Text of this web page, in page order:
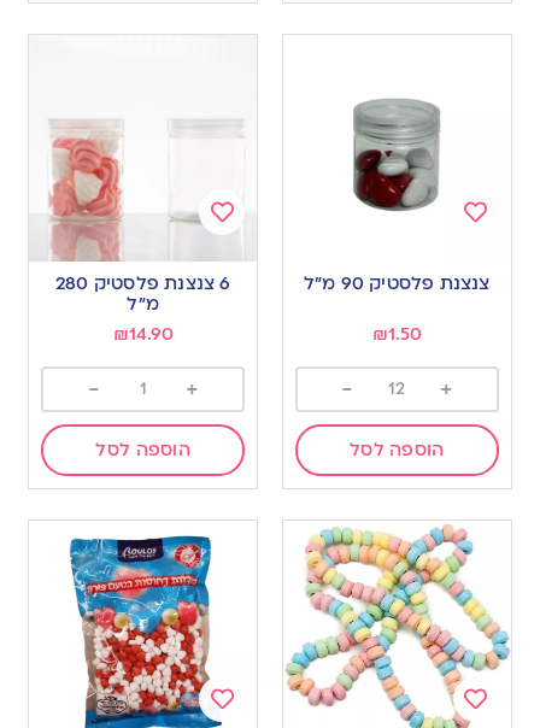
to
צנצנת פלסטיק 90 מ”ל
₪1.50
+
-
הוספה לסל
to
6 צנצנת פלסטיק 280
מ”ל
₪14.90
+
-
הוספה לסל